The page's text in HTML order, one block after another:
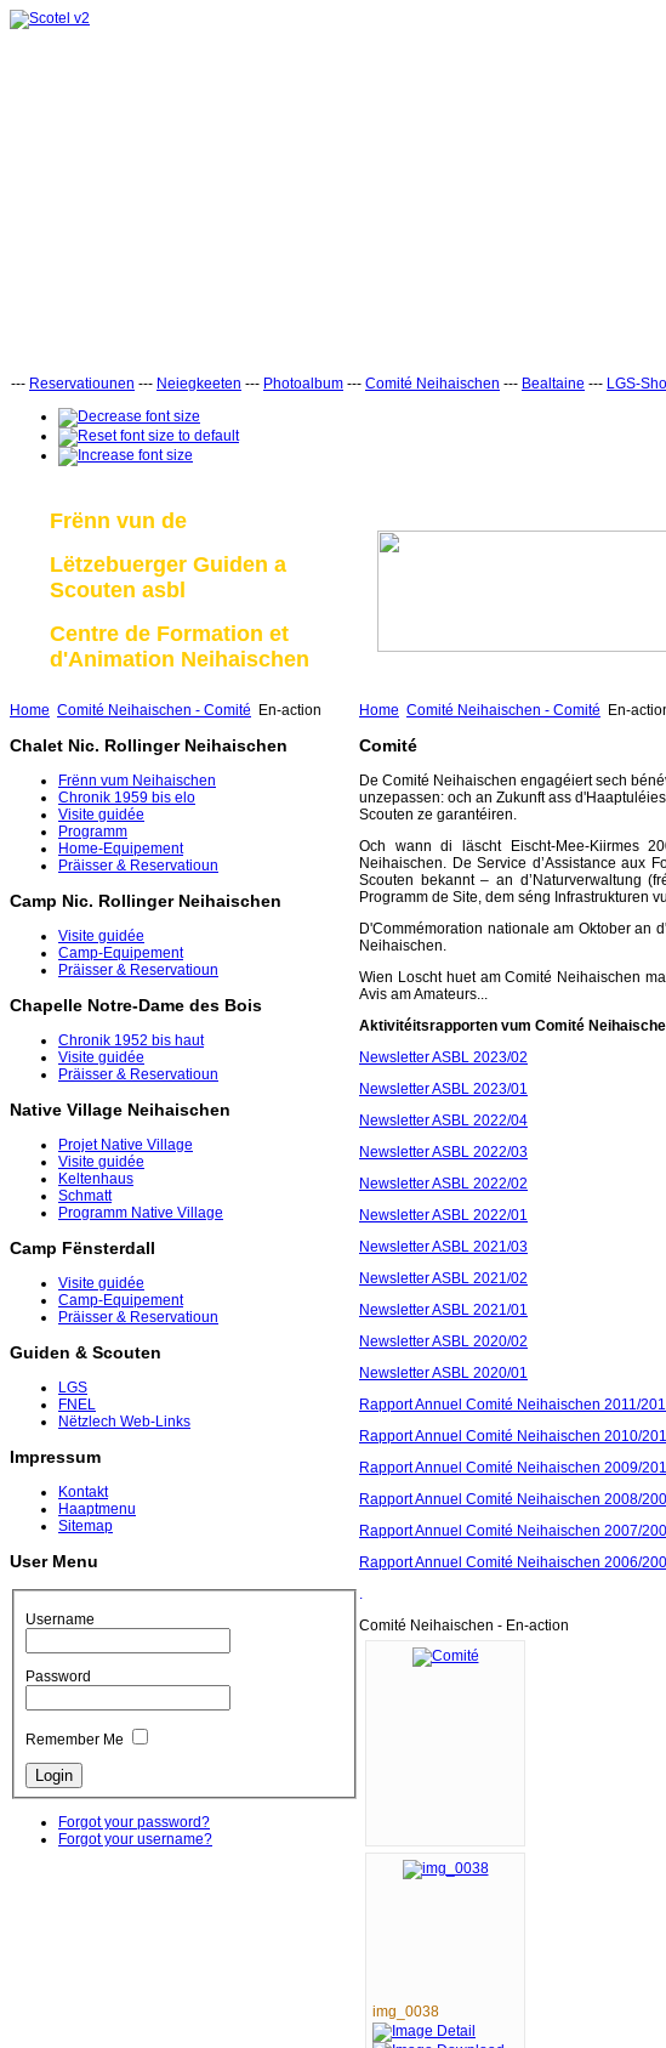
--- Reservatiounen --- Neiegkeeten --- Photoalbum --- Comité Neihaischen --- Bealtaine --- LGS-
Frënn vun de
Lëtzebuerger Guiden a
Scouten asbl
Centre de Formation et
d'Animation Neihaischen
Home Comité Neihaischen - Comité En-action
Chalet Nic. Rollinger Neihaischen
Frënn vum Neihaischen
Chronik 1959 bis elo
Visite guidée
Programm
Home-Equipement
Präisser & Reservatioun
Camp Nic. Rollinger Neihaischen
Visite guidée
Camp-Equipement
Präisser & Reservatioun
Chapelle Notre-Dame des Bois
Chronik 1952 bis haut
Visite guidée
Präisser & Reservatioun
Native Village Neihaischen
Projet Native Village
Visite guidée
Keltenhaus
Schmatt
Programm Native Village
Camp Fënsterdall
Visite guidée
Camp-Equipement
Präisser & Reservatioun
Guiden & Scouten
LGS
FNEL
Nëtzlech Web-Links
Impressum
Kontakt
Haaptmenu
Sitemap
User Menu
Username
Password
Remember Me
Forgot your password?
Forgot your username?
Home Comité Neihaischen - Comité En-
Comité
De Comité Neihaischen engagéiert sech
unzepassen: och an Zukunft ass
Scouten ze garantéiren.
Och wann di läscht Eischt-Mee-Kiirmes
Neihaischen. De Service d’Assistance aux
Scouten bekannt – an d’Naturverwaltung
Programm de Site, dem séng Infrastrukturen
D'Commémoration nationale am Oktober an
Neihaischen.
Wien Loscht huet am Comité Neihaischen
Avis am Amateurs...
Aktivitéitsrapporten vum Comité
Newsletter ASBL 2023/02
Newsletter ASBL 2023/01
Newsletter ASBL 2022/04
Newsletter ASBL 2022/03
Newsletter ASBL 2022/02
Newsletter ASBL 2022/01
Newsletter ASBL 2021/03
Newsletter ASBL 2021/02
Newsletter ASBL 2021/01
Newsletter ASBL 2020/02
Newsletter ASBL 2020/01
Rapport Annuel Comité Neihaischen 2011/
Rapport Annuel Comité Neihaischen 2010/
Rapport Annuel Comité Neihaischen 2009/
Rapport Annuel Comité Neihaischen 2008/
Rapport Annuel Comité Neihaischen 2007/
Rapport Annuel Comité Neihaischen 2006/
.
Comité Neihaischen - En-action
img_0038